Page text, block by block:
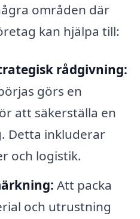
områden där
kan hjälpa till:
rådgivning:
görs en
att säkerställa en
Detta inkluderar
och logistik.
Att packa
och utrustning